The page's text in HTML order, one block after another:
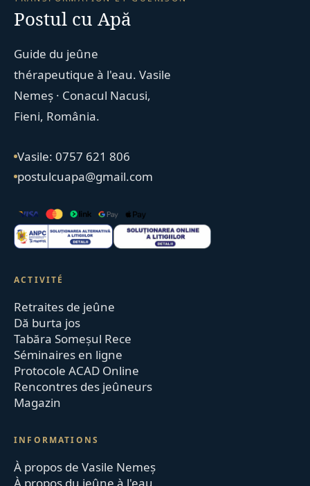
Postul cu Apă
Guide du jeûne
thérapeutique à l'eau. Vasile
Nemeș · Conacul Nacusi,
Fieni, România.
Vasile: 0757 621 806
postulcuapa@gmail.com
ACTIVITÉ
Retraites de jeûne
Dă burta jos
Tabăra Someșul Rece
Séminaires en ligne
Protocole ACAD Online
Rencontres des jeûneurs
Magazin
INFORMATIONS
À propos de Vasile Nemeș